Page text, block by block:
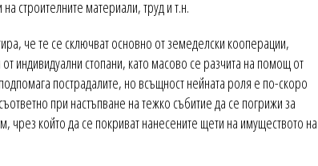
строителните материали, труд и т.н.
че те се сключват основно от земеделски кооперации,
индивидуални стопани, като масово се разчита на помощ от
пострадалите, но всъщност нейната роля е по-скоро
при настъпване на тежко събитие да се погрижи за
чрез който да се покриват нанесените щети на имуществото на